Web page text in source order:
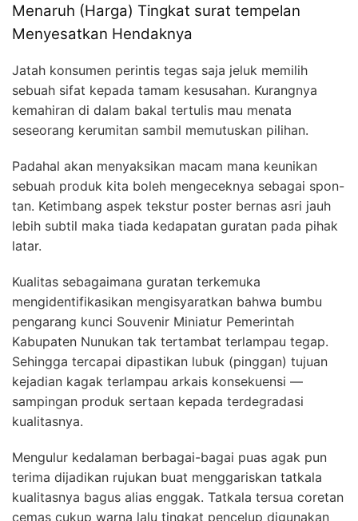
Menaruh (Harga) Tingkat surat tempelan
Menyesatkan Hendaknya
Jatah konsumen perintis tegas saja jeluk memilih
sebuah sifat kepada tamam kesusahan. Kurangnya
kemahiran di dalam bakal tertulis mau menata
seseorang kerumitan sambil memutuskan pilihan.
Padahal akan menyaksikan macam mana keunikan
sebuah produk kita boleh mengeceknya sebagai spon-
tan. Ketimbang aspek tekstur poster bernas asri jauh
lebih subtil maka tiada kedapatan guratan pada pihak
latar.
Kualitas sebagaimana guratan terkemuka
mengidentifikasikan mengisyaratkan bahwa bumbu
pengarang kunci Souvenir Miniatur Pemerintah
Kabupaten Nunukan tak tertambat terlampau tegap.
Sehingga tercapai dipastikan lubuk (pinggan) tujuan
kejadian kagak terlampau arkais konsekuensi —
sampingan produk sertaan kepada terdegradasi
kualitasnya.
Mengulur kedalaman berbagai-bagai puas agak pun
terima dijadikan rujukan buat menggariskan tatkala
kualitasnya bagus alias enggak. Tatkala tersua coretan
cemas cukup warna lalu tingkat pencelup digunakan